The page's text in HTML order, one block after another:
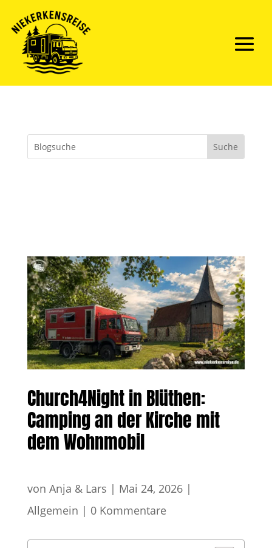
Church4Night in Blüthen:
Camping an der Kirche mit
dem Wohnmobil
von Anja & Lars | Mai 24, 2026|
Allgemein | 0 Kommentare